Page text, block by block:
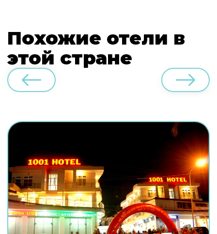
Похожие отели в
этой стране